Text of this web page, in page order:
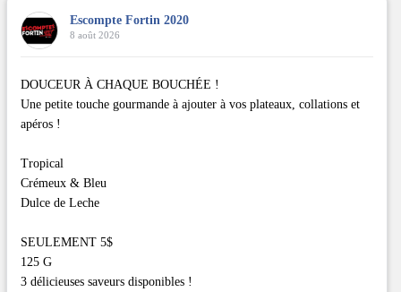
Escompte Fortin 2020
8 août 2026
DOUCEUR À CHAQUE BOUCHÉE !
Une petite touche gourmande à ajouter à vos plateaux, collations et
apéros !
Tropical
Crémeux & Bleu
Dulce de Leche
SEULEMENT 5$
125 G
3 délicieuses saveurs disponibles !